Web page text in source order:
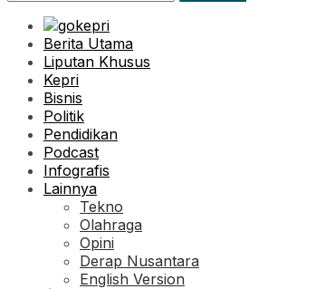
Berita Utama
Liputan Khusus
Kepri
Bisnis
Politik
Pendidikan
Podcast
Infografis
Lainnya
Tekno
Olahraga
Opini
Derap Nusantara
English Version